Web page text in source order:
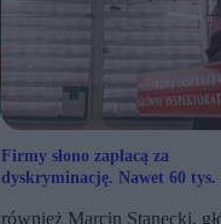
Firmy słono zapłacą za
dyskryminację. Nawet 60 tys.
Marcin Stanecki,